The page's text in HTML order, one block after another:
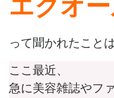
って聞かれたこと
ここ最近、
急に美容雑誌やフ